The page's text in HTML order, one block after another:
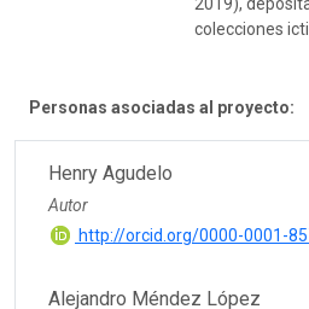
colecciones
Personas asociadas al proyecto:
Henry Agudelo
Autor
http://orcid.org/0000-0001-
Alejandro Méndez López